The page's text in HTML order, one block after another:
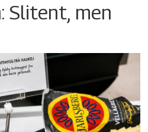
Slitent, men